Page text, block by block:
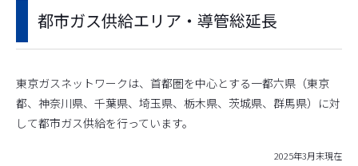
都市ガス供給エリア・導管総延長
東京ガスネットワークは、首都圏を中心とする一都六県（東京
都、神奈川県、千葉県、埼玉県、栃木県、茨城県、群馬県）に対
して都市ガス供給を行っています。
2025年3月末現在